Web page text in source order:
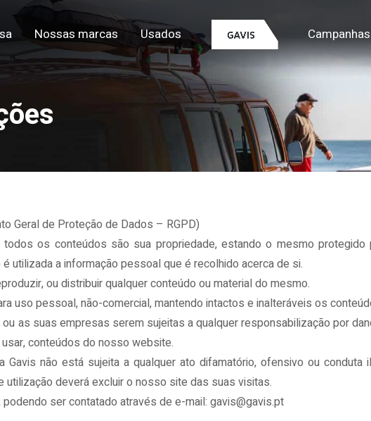
Nossas marcas Usados Campanhas
Geral de Proteção de Dados – RGPD)
os conteúdos são sua propriedade, estando o mesmo
utilizada a informação pessoal que é recolhido acerca de si.
ou distribuir qualquer conteúdo ou material do mesmo.
uso pessoal, não-comercial, mantendo intactos e inalteráveis os
ou as suas empresas serem sujeitas a qualquer responsabilização por
conteúdos do nosso website.
Gavis não está sujeita a qualquer ato difamatório, ofensivo ou
utilização deverá excluir o nosso site das suas visitas.
ser contatado através de e-mail: gavis@gavis.pt